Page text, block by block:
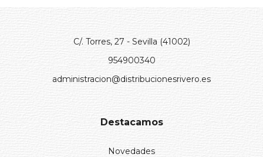
C/. Torres, 27 - Sevilla (41002)
954900340
administracion@distribucionesrivero.es
Destacamos
Novedades